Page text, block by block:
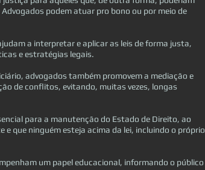
podem atuar pro bono ou por meio de
a interpretar e aplicar as leis de forma justa,
e estratégias legais.
advogados também promovem a mediação e
de conflitos, evitando, muitas vezes, longas
para a manutenção do Estado de Direito, ao
que ninguém esteja acima da lei, incluindo o próprio
um papel educacional, informando o público